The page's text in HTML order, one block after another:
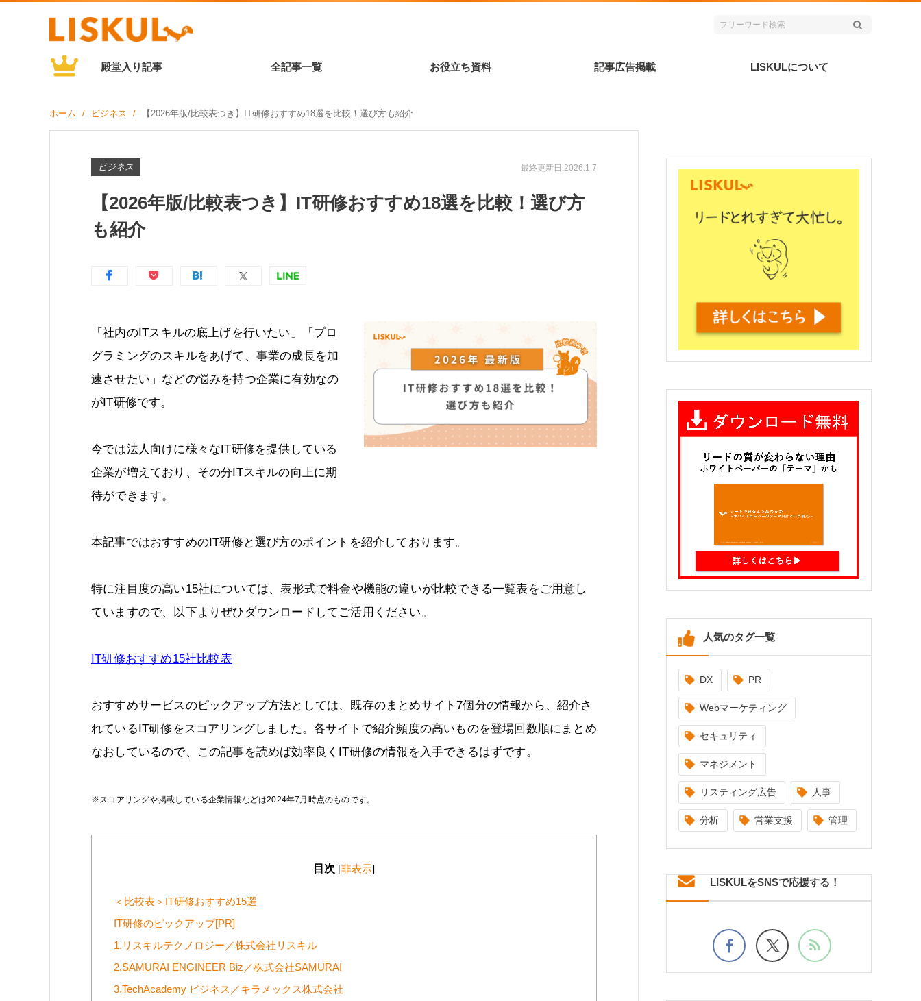
殿堂入り記事 全記事一覧 お役立ち資料 記事広告掲載 LISKULについて
ホーム ビジネス 【2026年版/比較表つき】IT研修おすすめ18選を比較！選び方も紹介
ビジネス 最終更新日:2026.1.7
【2026年版/比較表つき】IT研修おすすめ18選を比較！選び方
も紹介
「社内のITスキルの底上げを行いたい」「プロ
グラミングのスキルをあげて、事業の成長を加
速させたい」などの悩みを持つ企業に有効なの
がIT研修です。
今では法人向けに様々なIT研修を提供している
企業が増えており、その分ITスキルの向上に期
待ができます。
本記事ではおすすめのIT研修と選び方のポイントを紹介しております。
特に注目度の高い15社については、表形式で料金や機能の違いが比較できる一覧表をご用意し
ていますので、以下よりぜひダウンロードしてご活用ください。
IT研修おすすめ15社比較表
おすすめサービスのピックアップ方法としては、既存のまとめサイト7個分の情報から、紹介さ
れているIT研修をスコアリングしました。各サイトで紹介頻度の高いものを登場回数順にまとめ
なおしているので、この記事を読めば効率良くIT研修の情報を入手できるはずです。
※スコアリングや掲載している企業情報などは2024年7月時点のものです。
目次 [非表示]
＜比較表＞IT研修おすすめ15選
IT研修のピックアップ[PR]
1.リスキルテクノロジー／株式会社リスキル
2.SAMURAI ENGINEER Biz／株式会社SAMURAI
3.TechAcademy ビジネス／キラメックス株式会社
人気のタグ一覧
DX PR
Webマーケティング
セキュリティ
マネジメント
リスティング広告 人事
分析 営業支援 管理
LISKULをSNSで応援する！